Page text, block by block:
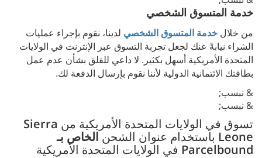
خدمة المتسوق الشخصي
من خلال خدمة المتسوق الشخصي لدينا، نقوم بإجراء عمليات
الشراء نيابةً عنك لجعل تجربة التسوق عبر الإنترنت في الولايات
المتحدة الأمريكية أسهل بكثير. لا داعي للقلق بشأن عدم عمل
بطاقتك الائتمانية الدولية لأننا نقوم بإرسال الدفعة لك.
& نبسب;
& نبسب;
تسوق في الولايات المتحدة الأمريكية من Sierra
Leone باستخدام عنوان الشحنالخاص بـ
Parcelbound في الولايات المتحدة الأمريكية